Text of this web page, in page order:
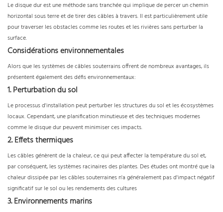
Le disque dur est une méthode sans tranchée qui implique de percer un chemin
horizontal sous terre et de tirer des câbles à travers. Il est particulièrement utile
pour traverser les obstacles comme les routes et les rivières sans perturber la
surface.
Considérations environnementales
Alors que les systèmes de câbles souterrains offrent de nombreux avantages, ils
présentent également des défis environnementaux:
1. Perturbation du sol
Le processus d'installation peut perturber les structures du sol et les écosystèmes
locaux. Cependant, une planification minutieuse et des techniques modernes
comme le disque dur peuvent minimiser ces impacts.
2. Effets thermiques
Les câbles génèrent de la chaleur, ce qui peut affecter la température du sol et,
par conséquent, les systèmes racinaires des plantes. Des études ont montré que la
chaleur dissipée par les câbles souterraines n'a généralement pas d'impact négatif
significatif sur le sol ou les rendements des cultures
3. Environnements marins